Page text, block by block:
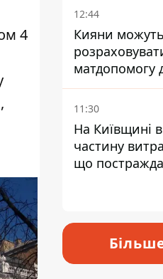
4
12:44
Кияни можуть
матдопомогу
незалежності
дадуть
11:30
На Київщині
частину
що